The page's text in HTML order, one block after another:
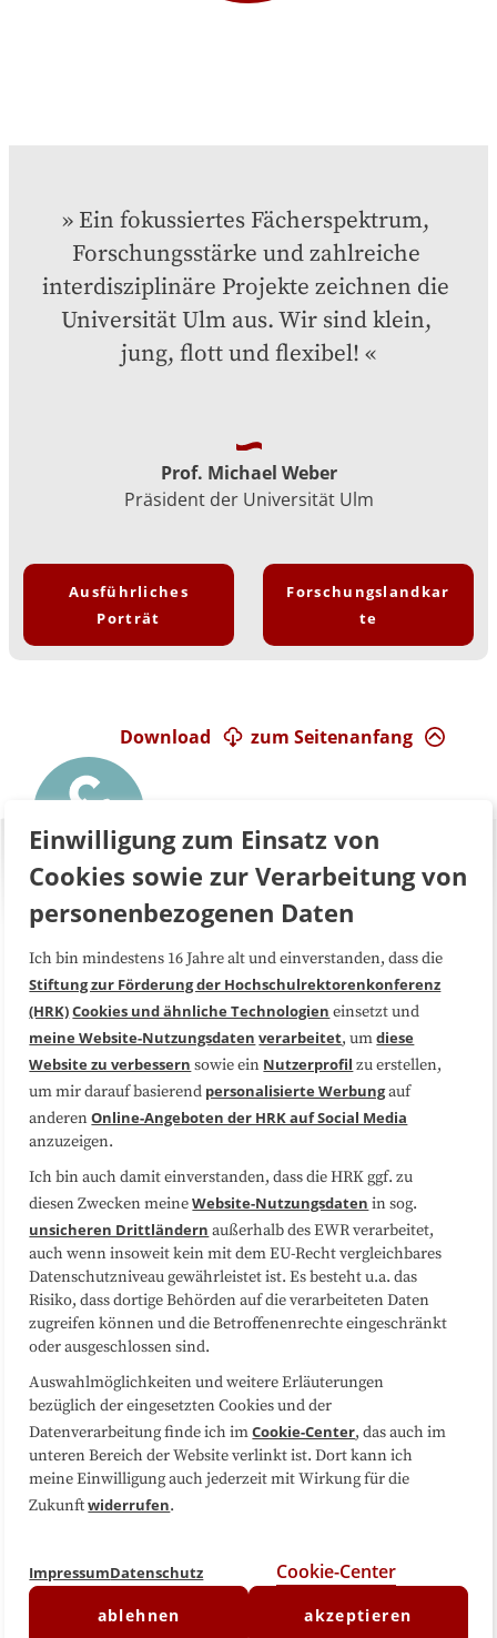
Ein fokussiertes Fächerspektrum,
Forschungsstärke und zahlreiche
interdisziplinäre Projekte zeichnen die
Universität Ulm aus. Wir sind klein,
jung, flott und flexibel!
Prof. Michael Weber
Präsident der Universität Ulm
Ausführliches
Porträt
Forschungslandkar
te
zum Seitenanfang
Download
Über uns FAQ
Medienarbeit Kooperationen
Datenschutzerklärung Impressum
Sitemap
Folgen Sie uns
Einwilligung zum Einsatz von
Cookies sowie zur Verarbeitung von
personenbezogenen Daten
Ich bin mindestens 16 Jahre alt und einverstanden, dass die
Stiftung zur Förderung der Hochschulrektorenkonferenz
(HRK)Cookies und ähnliche Technologien einsetzt und
meine Website-Nutzungsdaten verarbeitet, umdiese
Website zu verbessern sowie ein Nutzerprofil zu erstellen,
um mir darauf basierend personalisierte Werbungauf
anderenOnline-Angeboten der HRK auf Social Media
anzuzeigen.
Ich bin auch damit einverstanden, dass die HRK ggf. zu
diesen Zwecken meineWebsite-Nutzungsdaten in sog.
unsicheren Drittländern außerhalb des EWR verarbeitet,
auch wenn insoweit kein mit dem EU-Recht vergleichbares
Datenschutzniveau gewährleistet ist. Es besteht u.a. das
Risiko, dass dortige Behörden auf die verarbeiteten Daten
zugreifen können und die Betroffenenrechte eingeschränkt
oder ausgeschlossen sind.
Auswahlmöglichkeiten und weitere Erläuterungen
bezüglich der eingesetzten Cookies und der
Datenverarbeitung finde ich imCookie-Center, das auch im
unteren Bereich der Website verlinkt ist. Dort kann ich
meine Einwilligung auch jederzeit mit Wirkung für die
Zukunftwiderrufen.
ImpressumDatenschutz Cookie-Center
ablehnen akzeptieren